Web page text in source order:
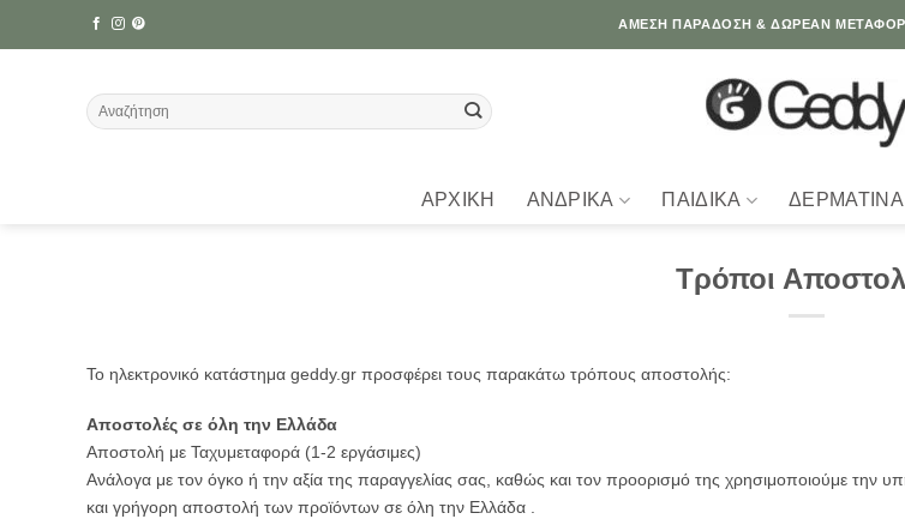
ΆΜΕΣΗ ΠΑΡΑΔΟΣΗ & ΔΩΡΕΑΝ
Αναζήτηση
για:
ΑΡΧΙΚΉ ΑΝΔΡΙΚΆ ΠΑΙΔΙΚΆ ΔΕΡΜΆΤΙΝΑ
Τρόποι
Το ηλεκτρονικό κατάστημα geddy.gr προσφέρει τους παρακάτω τρόπους αποστολής:
Αποστολές σε όλη την Ελλάδα
Αποστολή με Ταχυμεταφορά (1-2 εργάσιμες)
Ανάλογα με τον όγκο ή την αξία της παραγγελίας σας, καθώς και τον προορισμό της χρησιμοποιούμε
και γρήγορη αποστολή των προϊόντων σε όλη την Ελλάδα .